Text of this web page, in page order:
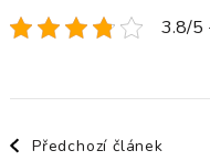
3.8/5
Navigace
Předchozí článek